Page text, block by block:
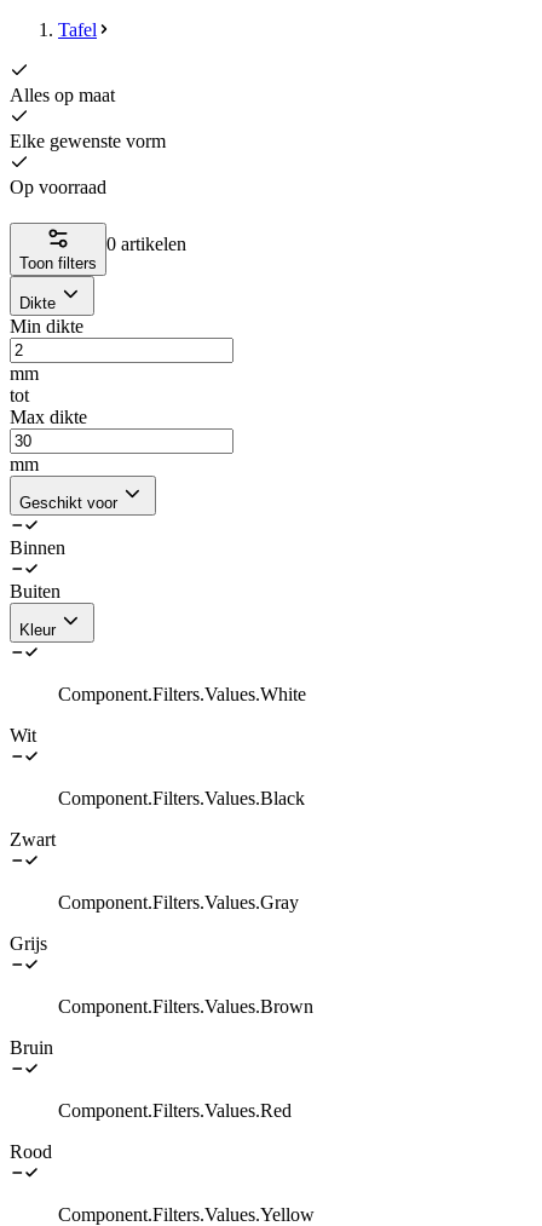
Tafel
Alles op maat
Elke gewenste vorm
Op voorraad
Toon filters
0 artikelen
Dikte
Min dikte
mm
tot
Max dikte
mm
Geschikt voor
Binnen
Buiten
Kleur
Component.Filters.Values.White
Wit
Component.Filters.Values.Black
Zwart
Component.Filters.Values.Gray
Grijs
Component.Filters.Values.Brown
Bruin
Component.Filters.Values.Red
Rood
Component.Filters.Values.Yellow